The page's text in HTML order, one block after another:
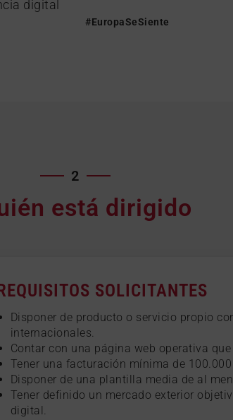
digital
#EuropaSeSiente
2
está dirigido
SOLICITANTES
Disponer de producto o servicio propio
internacionales.
Contar con una página web operativa
Tener una facturación mínima de
Disponer de una plantilla media de al
Tener definido un mercado exterior
digital.